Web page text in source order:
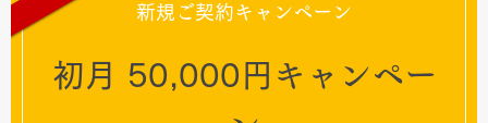
新規ご契約キャンペーン
初月 50,000円キャンペー